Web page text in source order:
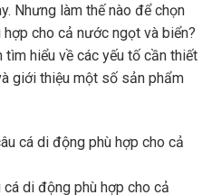
Nhưng làm thế nào để chọn
cho cả nước ngọt và biển?
hiểu về các yếu tố cần thiết
giới thiệu một số sản phẩm
di động phù hợp cho cả